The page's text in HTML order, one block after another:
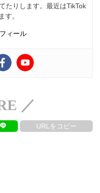
たりします。最近はTikTok
す。
ィール
／
URLをコピー